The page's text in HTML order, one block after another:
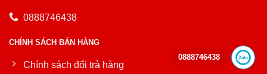
0888746438
CHÍNH SÁCH BÁN HÀNG
Chính sách đổi trả hàng
0888746438